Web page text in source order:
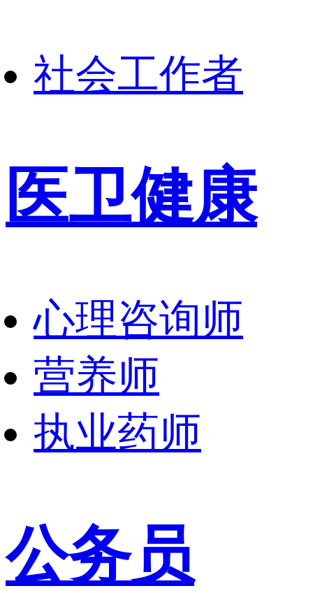
社会工作者
医卫健康
心理咨询师
营养师
执业药师
公务员